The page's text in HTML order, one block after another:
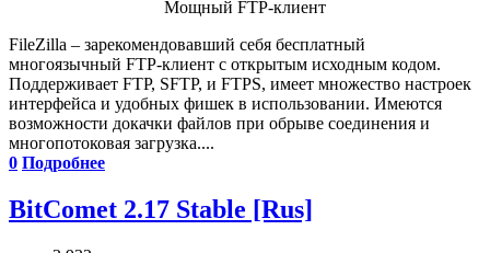
Мощный FTP-клиент
FileZilla – зарекомендовавший себя бесплатный
многоязычный FTP-клиент с открытым исходным кодом.
Поддерживает FTP, SFTP, и FTPS, имеет множество настроек
интерфейса и удобных фишек в использовании. Имеются
возможности докачки файлов при обрыве соединения и
многопотоковая загрузка....
0 Подробнее
BitComet 2.17 Stable [Rus]